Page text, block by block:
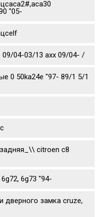
"05-
09/04-03/13 axx 09/04- /
0 50ka24e "97- 89/1 5/1
citroen c8
6g73 "94-
дверного замка cruze,